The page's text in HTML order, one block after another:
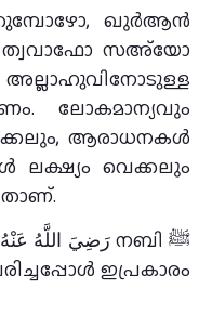
ഖുർആൻ
ത്വവാഫോ സഅ്‌യോ
ലോകമാന്യവും
ആരാധനകൾ
ലക്ഷ്യം വെക്കലും
ഇപ്രകാരം